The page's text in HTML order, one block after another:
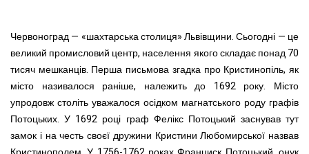
Червоноград — «шахтарська столиця» Львівщини. Сьогодні — це
великий промисловий центр, населення якого складає понад 70
тисяч мешканців. Перша письмова згадка про Кристинопіль, як
місто називалося раніше, належить до 1692 року. Місто
упродовж століть уважалося осідком магнатського роду графів
Потоцьких. У 1692 році граф Фелікс Потоцький заснував тут
замок і на честь своєї дружини Кристини Любомирської назвав